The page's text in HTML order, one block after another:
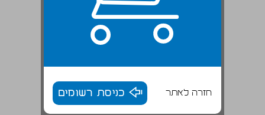
חזרה לאתר כניסת רשומים